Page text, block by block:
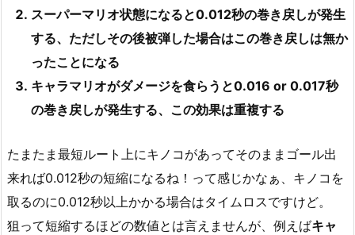
スーパーマリオ状態になると0.012秒の巻き戻しが発生
する、ただしその後被弾した場合はこの巻き戻しは無か
ったことになる
キャラマリオがダメージを食らうと0.016 or 0.017秒
の巻き戻しが発生する、この効果は重複する
たまたま最短ルート上にキノコがあってそのままゴール出
来れば0.012秒の短縮になるね！って感じかなぁ、キノコを
取るのに0.012秒以上かかる場合はタイムロスですけど。
狙って短縮するほどの数値とは言えませんが、例えばキャ